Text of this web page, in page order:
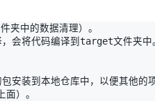
中的数据清理）。
会将代码编译到target文件夹中
装到本地仓库中，以便其他的项
）。